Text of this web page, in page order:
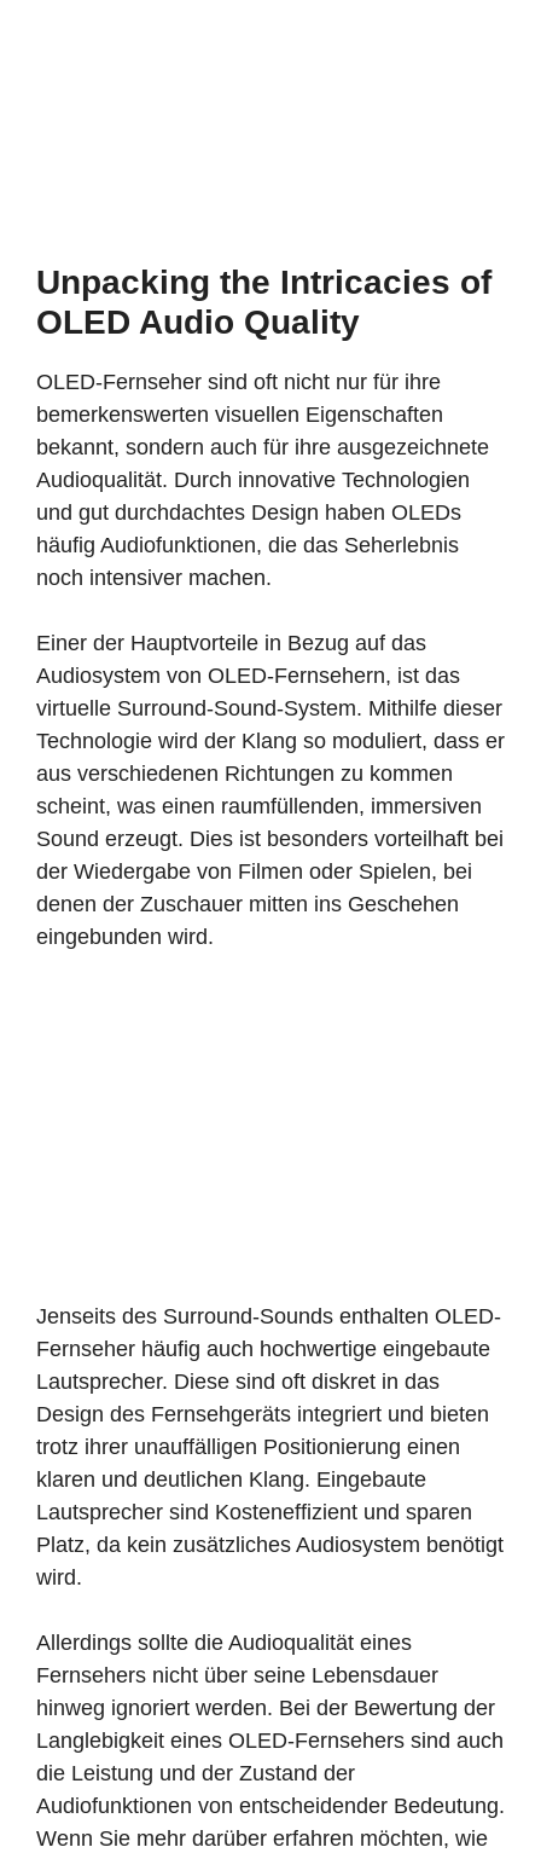
Unpacking the Intricacies of
OLED Audio Quality
OLED-Fernseher sind oft nicht nur für ihre
bemerkenswerten visuellen Eigenschaften
bekannt, sondern auch für ihre ausgezeichnete
Audioqualität. Durch innovative Technologien
und gut durchdachtes Design haben OLEDs
häufig Audiofunktionen, die das Seherlebnis
noch intensiver machen.
Einer der Hauptvorteile in Bezug auf das
Audiosystem von OLED-Fernsehern, ist das
virtuelle Surround-Sound-System. Mithilfe dieser
Technologie wird der Klang so moduliert, dass er
aus verschiedenen Richtungen zu kommen
scheint, was einen raumfüllenden, immersiven
Sound erzeugt. Dies ist besonders vorteilhaft bei
der Wiedergabe von Filmen oder Spielen, bei
denen der Zuschauer mitten ins Geschehen
eingebunden wird.
Jenseits des Surround-Sounds enthalten OLED-
Fernseher häufig auch hochwertige eingebaute
Lautsprecher. Diese sind oft diskret in das
Design des Fernsehgeräts integriert und bieten
trotz ihrer unauffälligen Positionierung einen
klaren und deutlichen Klang. Eingebaute
Lautsprecher sind Kosteneffizient und sparen
Platz, da kein zusätzliches Audiosystem benötigt
wird.
Allerdings sollte die Audioqualität eines
Fernsehers nicht über seine Lebensdauer
hinweg ignoriert werden. Bei der Bewertung der
Langlebigkeit eines OLED-Fernsehers sind auch
die Leistung und der Zustand der
Audiofunktionen von entscheidender Bedeutung.
Wenn Sie mehr darüber erfahren möchten, wie